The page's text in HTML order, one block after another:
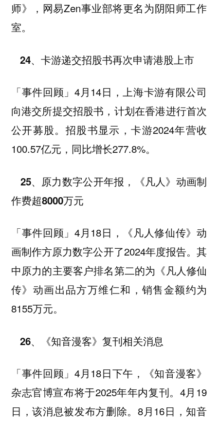
师》，网易Zen事业部将更名为阴阳师工作
室。
24、卡游递交招股书再次申请港股上市
「事件回顾」 4月14日，上海卡游有限公司
向港交所提交招股书，计划在香港进行首次
公开募股。招股书显示，卡游2024年营收
100.57亿元，同比增长277.8%。
25、原力数字公开年报，《凡人》动画制
作费超8000万元
「事件回顾」 4月18日，《凡人修仙传》动
画制作方原力数字公开了2024年度报告。其
中原力的主要客户排名第二的为《凡人修仙
传》动画出品方万维仁和，销售金额约为
8155万元。
26、《知音漫客》复刊相关消息
「事件回顾」 4月18日下午，《知音漫客》
杂志官博宣布将于2025年年内复刊。4月19
日，该消息被发布方删除。8月16日，知音